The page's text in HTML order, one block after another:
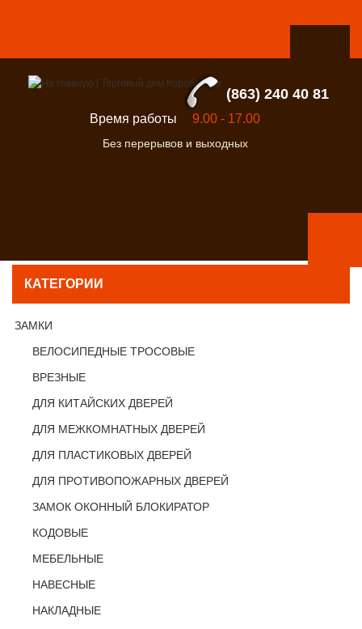
(863) 240 40 81
Время работы 9.00 - 17.00
Без перерывов и выходных
КАТЕГОРИИ
ЗАМКИ
ВЕЛОСИПЕДНЫЕ ТРОСОВЫЕ
ВРЕЗНЫЕ
ДЛЯ КИТАЙСКИХ ДВЕРЕЙ
ДЛЯ МЕЖКОМНАТНЫХ ДВЕРЕЙ
ДЛЯ ПЛАСТИКОВЫХ ДВЕРЕЙ
ДЛЯ ПРОТИВОПОЖАРНЫХ ДВЕРЕЙ
ЗАМОК ОКОННЫЙ БЛОКИРАТОР
КОДОВЫЕ
МЕБЕЛЬНЫЕ
НАВЕСНЫЕ
НАКЛАДНЫЕ